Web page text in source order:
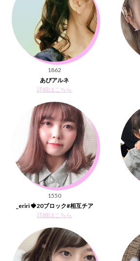
1862
あぴアルネ
詳細はこちら
1550
_eriri 🍓20ブロック#相互チア
詳細はこちら